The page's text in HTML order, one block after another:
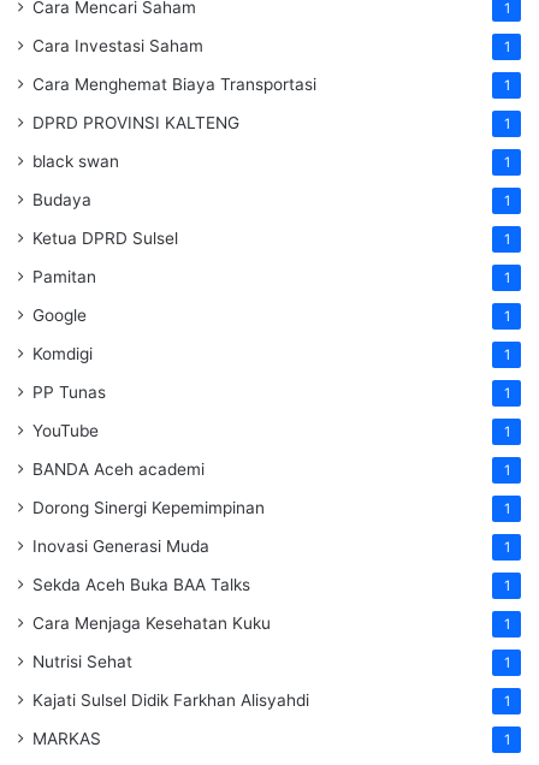
Cara Mencari Saham 1
Cara Investasi Saham 1
Cara Menghemat Biaya Transportasi 1
DPRD PROVINSI KALTENG 1
black swan 1
Budaya 1
Ketua DPRD Sulsel 1
Pamitan 1
Google 1
Komdigi 1
PP Tunas 1
YouTube 1
BANDA Aceh academi 1
Dorong Sinergi Kepemimpinan 1
Inovasi Generasi Muda 1
Sekda Aceh Buka BAA Talks 1
Cara Menjaga Kesehatan Kuku 1
Nutrisi Sehat 1
Kajati Sulsel Didik Farkhan Alisyahdi 1
MARKAS 1